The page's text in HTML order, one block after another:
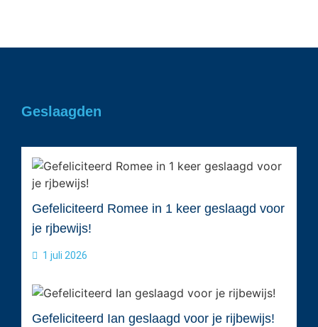
Geslaagden
Gefeliciteerd Romee in 1 keer geslaagd voor
je rjbewijs!
1 juli 2026
Gefeliciteerd Ian geslaagd voor je rijbewijs!